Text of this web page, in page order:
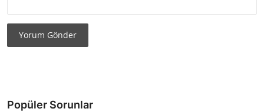
Yorum Gönder
Popüler Sorunlar